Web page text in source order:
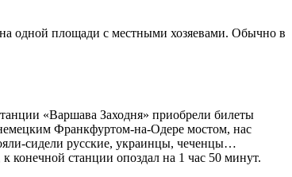
одной площади с местными хозяевами. Обычно в
«Варшава Заходня» приобрели билеты
Франкфуртом-на-Одере мостом, нас
сидели русские, украинцы, чеченцы…
конечной станции опоздал на 1 час 50 минут.